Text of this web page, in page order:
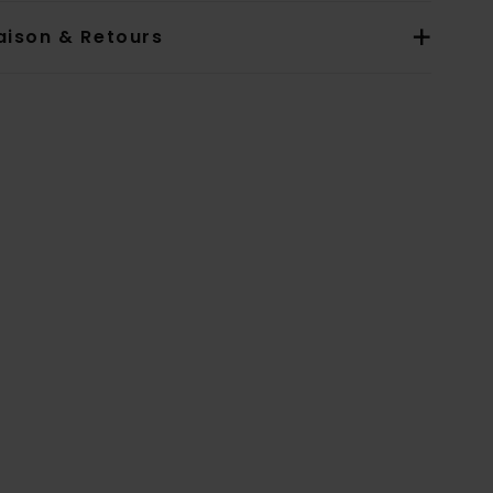
& Retours